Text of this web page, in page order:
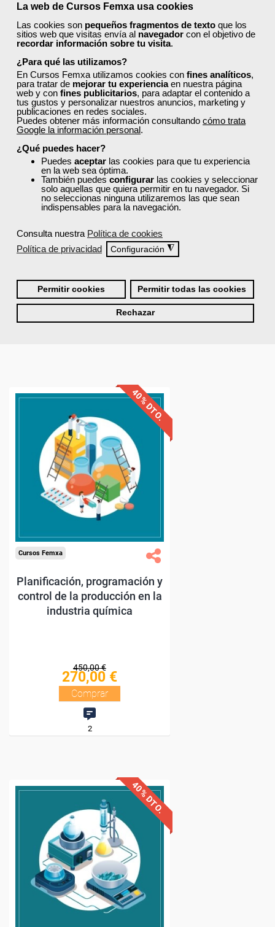
La web de Cursos Femxa usa cookies
Las cookies son pequeños fragmentos de texto que los
sitios web que visitas envía al navegador con el objetivo de
recordar información sobre tu visita.
¿Para qué las utilizamos?
En Cursos Femxa utilizamos cookies con fines analíticos,
para tratar de mejorar tu experienciaen nuestra página
web y con fines publicitarios, para adaptar el contenido a
tus gustos y personalizar nuestros anuncios, marketing y
publicaciones en redes sociales.
Puedes obtener más información consultando cómo trata
Google la información personal.
¿Qué puedes hacer?
Puedes aceptar las cookies para que tu experiencia
en la web sea óptima.
También puedes configurar las cookies y seleccionar
solo aquellas que quiera permitir en tu navegador. Si
no seleccionas ninguna utilizaremos las que sean
indispensables para la navegación.
Consulta nuestra Política de cookies
Política de privacidad
Configuración ◮
Permitir cookies Permitir todas las cookies
Rechazar